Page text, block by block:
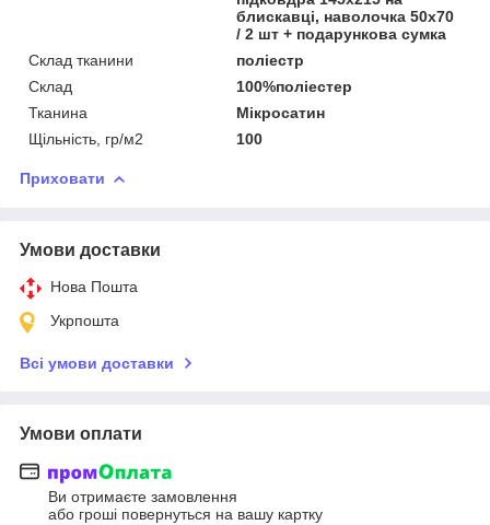
блискавці, наволочка 50х70
/ 2 шт + подарункова сумка
Склад тканини
поліестр
Склад
100%поліестер
Тканина
Мікросатин
Щільність, гр/м2
100
Приховати
Умови доставки
Нова Пошта
Укрпошта
Всі умови доставки
Умови оплати
Ви отримаєте замовлення
або гроші повернуться на вашу картку